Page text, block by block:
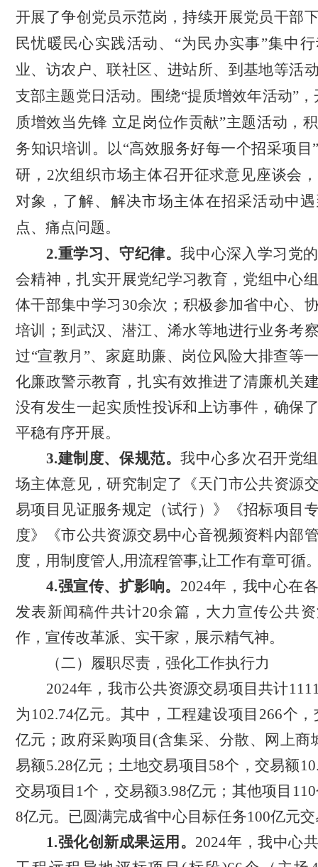
开展了争创党员示范岗，持续开展党员干部
民忧暖民心实践活动、 “为民办实事”集中
业、访农户、联社区、进站所、到基地等活
支部主题党日活动。围绕“提质增效年活动”，
质增效当先锋 立足岗位作贡献”主题活动，
务知识培训。以“高效服务好每一个招采项目
研，2次组织市场主体召开征求意见座谈会
对象，了解、解决市场主体在招采活动中
点、痛点问题。
2.重学习、守纪律。我中心深入学习党
会精神，扎实开展党纪学习教育，党组中心
体干部集中学习30余次；积极参加省中心、
培训；到武汉、潜江、浠水等地进行业务考
过“宣教月 ”、 家庭助廉、 岗位风险大排查等
化廉政警示教育，扎实有效推进了清廉机关
没有发生一起实质性投诉和上访事件，确保
平稳有序开展。
3.建制度、保规范。我中心多次召开党
场主体意见，研究制定了《天门市公共资源
易项目见证服务规定（试行）》《招标项目
度》《市公共资源交易中心音视频资料内部
度，用制度管人,用流程管事,让工作有章可循
4.强宣传、扩影响。 2024年，我中心在
发表新闻稿件共计20余篇，大力宣传公共
作，宣传改革派、实干家，展示精气神。
（二） 履职尽责，强化工作执行力
2024年，我市公共资源交易项目共计
为102.74亿元。其中，工程建设项目266个，
亿元；政府采购项目(含集采、分散、网上商
易额5.28亿元；土地交易项目58个，交易额
交易项目1个，交易额3.98亿元；其他项目
8亿元。已圆满完成省中心目标任务100亿元
1.强化创新成果运用。 2024年，我中心